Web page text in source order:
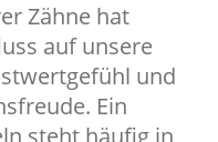
Zähne hat
auf unsere
und
Ein
steht häufig in